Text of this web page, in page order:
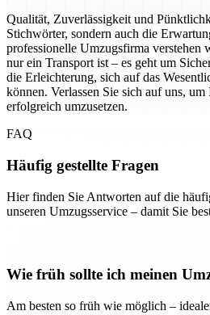
Qualität, Zuverlässigkeit und
Stichwörter, sondern auch die
professionelle Umzugsfirma verstehen
nur ein Transport ist – es geht um
die Erleichterung, sich auf das
können. Verlassen Sie sich auf uns,
erfolgreich umzusetzen.
FAQ
Häufig gestellte Fragen
Hier finden Sie Antworten auf die
unseren Umzugsservice – damit Sie
Wie früh sollte ich meinen
Am besten so früh wie möglich –